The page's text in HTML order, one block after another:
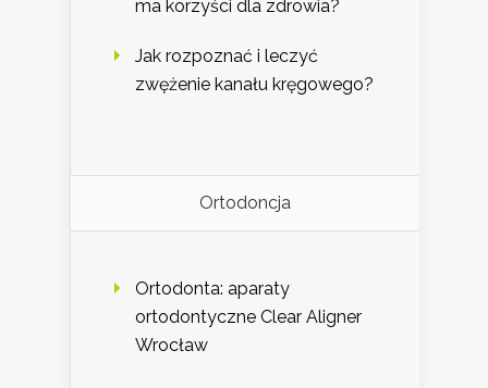
ma korzyści dla zdrowia?
Jak rozpoznać i leczyć
zwężenie kanału kręgowego?
Ortodoncja
Ortodonta: aparaty
ortodontyczne Clear Aligner
Wrocław